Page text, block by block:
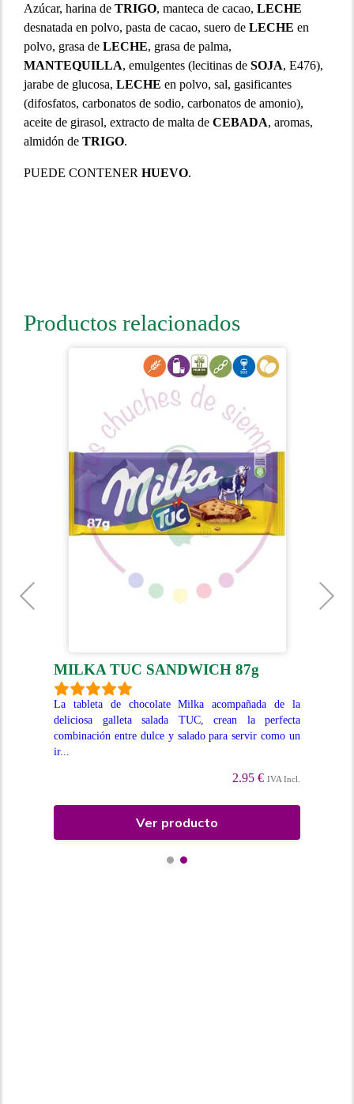
Azúcar, harina de TRIGO, manteca de cacao, LECHE
desnatada en polvo, pasta de cacao, suero de LECHE en
polvo, grasa de LECHE, grasa de palma,
MANTEQUILLA, emulgentes (lecitinas de SOJA, E476),
jarabe de glucosa, LECHE en polvo, sal, gasificantes
(difosfatos, carbonatos de sodio, carbonatos de amonio),
aceite de girasol, extracto de malta de CEBADA, aromas,
almidón de TRIGO.
PUEDE CONTENER HUEVO.
Productos relacionados
MILKA TUC SANDWICH 87g
La tableta de chocolate Milka acompañada de la
deliciosa galleta salada TUC, crean la perfecta
combinación entre dulce y salado para servir como un
ir...
2.95 € IVA Incl.
Ver producto